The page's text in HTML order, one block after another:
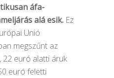
áfa-
alá esik. Ez
Unió
megszűnt az
22 euró alatti áruk
euró feletti